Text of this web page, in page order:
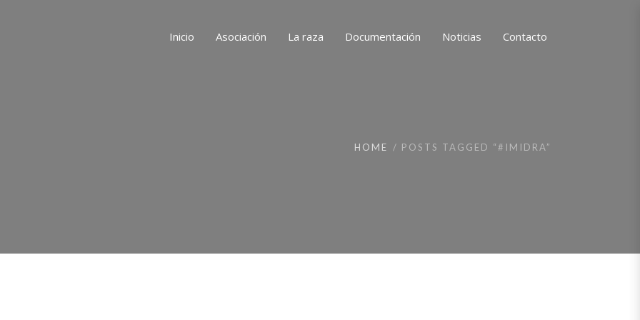
Inicio Asociación La raza Documentación Noticias Contacto
HOME POSTS TAGGED “#IMIDRA”